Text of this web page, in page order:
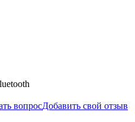
вопросДобавить свой отзыв